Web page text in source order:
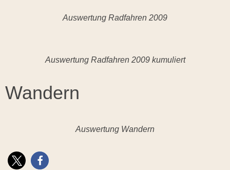
Auswertung Radfahren 2009
Auswertung Radfahren 2009 kumuliert
Wandern
Auswertung Wandern